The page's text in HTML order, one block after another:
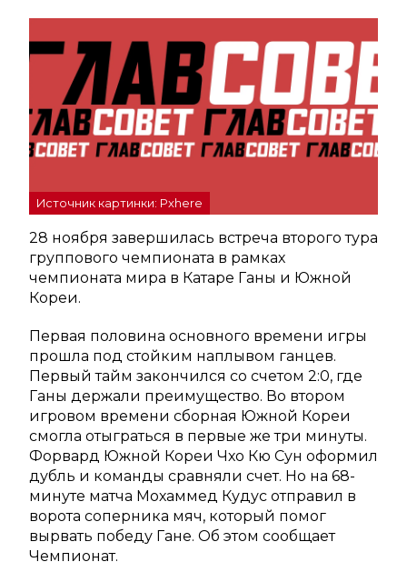
Источник картинки: Pxhere
28 ноября завершилась встреча второго тура
группового чемпионата в рамках
чемпионата мира в Катаре Ганы и Южной
Кореи.
Первая половина основного времени игры
прошла под стойким наплывом ганцев.
Первый тайм закончился со счетом 2:0, где
Ганы держали преимущество. Во втором
игровом времени сборная Южной Кореи
смогла отыграться в первые же три минуты.
Форвард Южной Кореи Чхо Кю Сун оформил
дубль и команды сравняли счет. Но на 68-
минуте матча Мохаммед Кудус отправил в
ворота соперника мяч, который помог
вырвать победу Гане. Об этом сообщает
Чемпионат.